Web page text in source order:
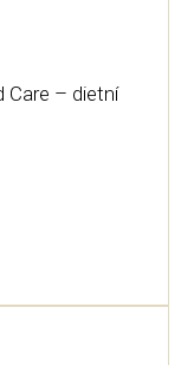
Care – dietní